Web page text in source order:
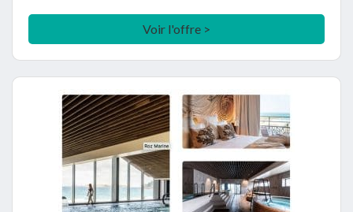
Voir l'offre >